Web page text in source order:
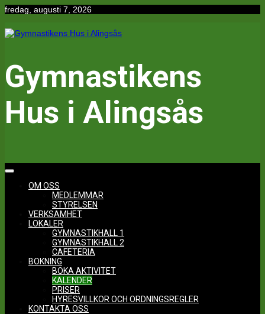
Hoppa
innehåll
fredag, augusti 7, 2026
Gymnastikens
Hus i Alingsås
OM OSS
MEDLEMMAR
STYRELSEN
VERKSAMHET
LOKALER
GYMNASTIKHALL 1
GYMNASTIKHALL 2
CAFETERIA
BOKNING
BOKA AKTIVITET
KALENDER
PRISER
HYRESVILLKOR OCH ORDNINGSREGLER
KONTAKTA OSS